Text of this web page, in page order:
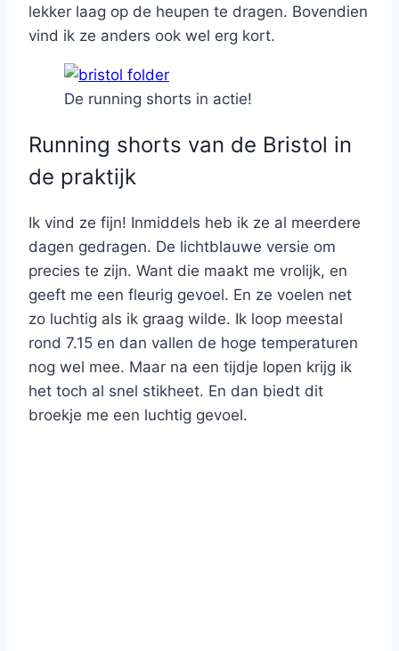
lekker laag op de heupen te dragen. Bovendien
vind ik ze anders ook wel erg kort.
De running shorts in actie!
Running shorts van de Bristol in
de praktijk
Ik vind ze fijn! Inmiddels heb ik ze al meerdere
dagen gedragen. De lichtblauwe versie om
precies te zijn. Want die maakt me vrolijk, en
geeft me een fleurig gevoel. En ze voelen net
zo luchtig als ik graag wilde. Ik loop meestal
rond 7.15 en dan vallen de hoge temperaturen
nog wel mee. Maar na een tijdje lopen krijg ik
het toch al snel stikheet. En dan biedt dit
broekje me een luchtig gevoel.